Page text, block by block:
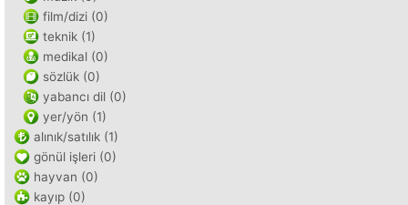
film/dizi (0)
teknik (1)
medikal (0)
sözlük (0)
yabancı dil (0)
yer/yön (1)
alınık/satılık (1)
gönül işleri (0)
hayvan (0)
kayıp (0)